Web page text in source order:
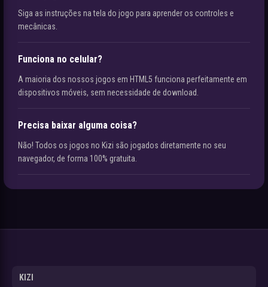
Siga as instruções na tela do jogo para aprender os controles e
mecânicas.
Funciona no celular?
A maioria dos nossos jogos em HTML5 funciona perfeitamente em
dispositivos móveis, sem necessidade de download.
Precisa baixar alguma coisa?
Não! Todos os jogos no Kizi são jogados diretamente no seu
navegador, de forma 100% gratuita.
KIZI